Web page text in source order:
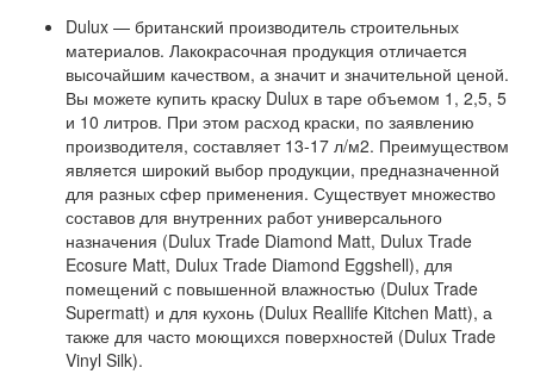
Dulux — британский производитель строительных
материалов. Лакокрасочная продукция отличается
высочайшим качеством, а значит и значительной ценой.
Вы можете купить краску Dulux в таре объемом 1, 2,5, 5
и 10 литров. При этом расход краски, по заявлению
производителя, составляет 13-17 л/м2. Преимуществом
является широкий выбор продукции, предназначенной
для разных сфер применения. Существует множество
составов для внутренних работ универсального
назначения (Dulux Trade Diamond Matt, Dulux Trade
Ecosure Matt, Dulux Trade Diamond Eggshell), для
помещений с повышенной влажностью (Dulux Trade
Supermatt) и для кухонь (Dulux Reallife Kitchen Matt), а
также для часто моющихся поверхностей (Dulux Trade
Vinyl Silk).